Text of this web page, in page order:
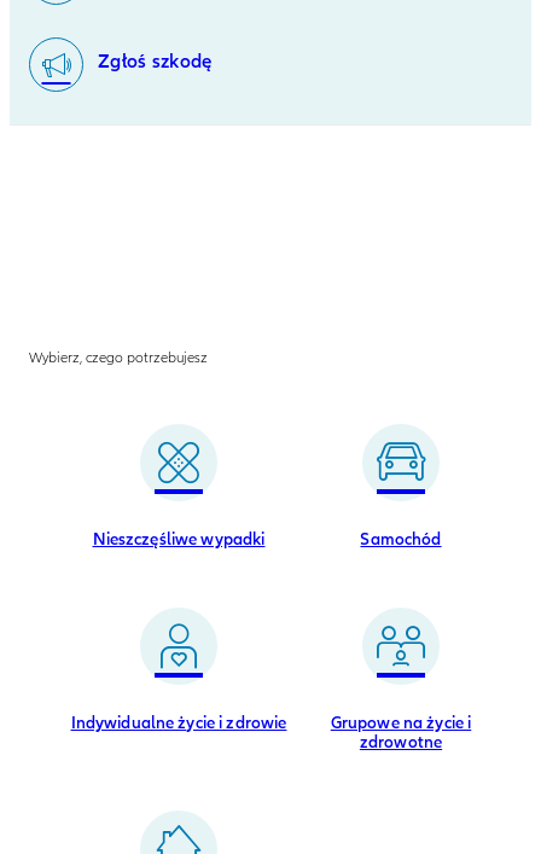
Zgłoś szkodę
Wybierz, czego potrzebujesz
Nieszczęśliwe wypadki Samochód
Indywidualne życie i zdrowie
Grupowe na życie i
zdrowotne